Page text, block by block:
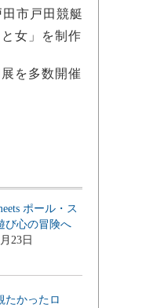
市戸田競艇
女」を制作
を多数開催
ポール・ス
心の冒険へ
23日
たかったロ